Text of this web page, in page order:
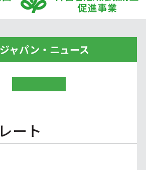
ャパン・ニュース
ート